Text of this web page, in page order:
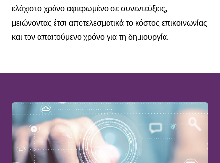
ελάχιστο χρόνο αφιερωμένο σε συνεντεύξεις,
μειώνοντας έτσι αποτελεσματικά το κόστος επικοινωνίας
και τον απαιτούμενο χρόνο για τη δημιουργία.